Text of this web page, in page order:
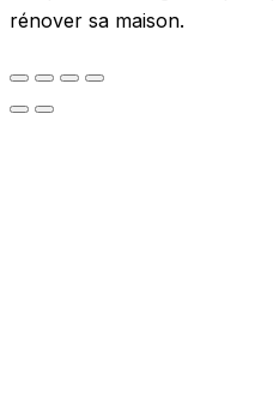
rénover sa maison.